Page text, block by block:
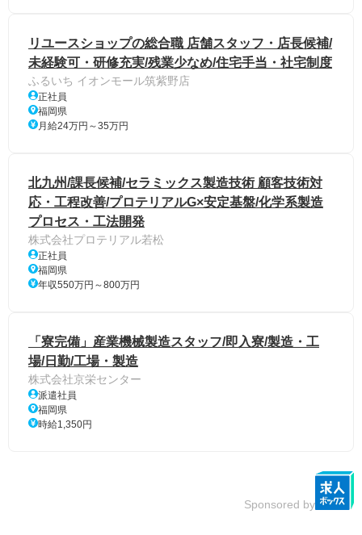
リユースショップの総合職 店舗スタッフ・店長候補/
未経験可・研修充実/残業少なめ/住宅手当・社宅制度
ふるいち イオンモール筑紫野店
正社員
福岡県
月給24万円～35万円
北九州/課長候補/セラミックス製造技術 顧客技術対
応・工程改善/プロテリアルG×安定基盤/化学系製造
プロセス・工法開発
株式会社プロテリアル若松
正社員
福岡県
年収550万円～800万円
「寮完備」産業機械製造スタッフ/即入寮/製造・工
場/日勤/工場・製造
株式会社京栄センター
派遣社員
福岡県
時給1,350円
Sponsored by